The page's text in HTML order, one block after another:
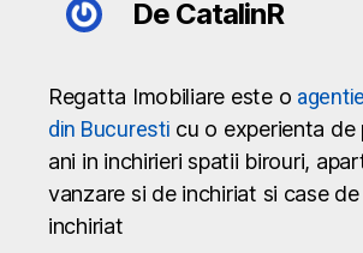
De CatalinR
Regatta Imobiliare este o
din Bucuresti cu o experienta de
ani in inchirieri spatii birouri,
vanzare si de inchiriat si case
inchiriat